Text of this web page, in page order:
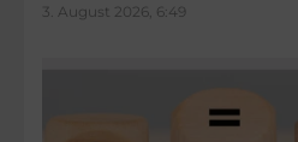
3. August 2026, 6:49